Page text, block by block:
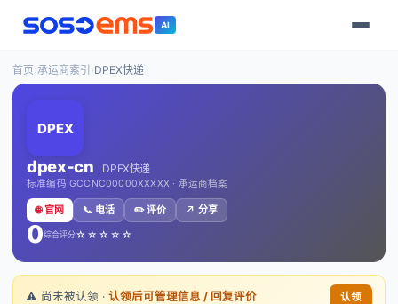
AI
首页›承运商索引 ›DPEX快递
DPEX
dpex-cn DPEX快递
标准编码 GCCNC00000XXXXX · 承运商档案
🌐 官网 📞 电话 ✏️ 评价 ↗️ 分享
0综合评分☆☆☆☆☆
⚠️ 尚未被认领 · 认领后可管理信息 / 回复评价 认领